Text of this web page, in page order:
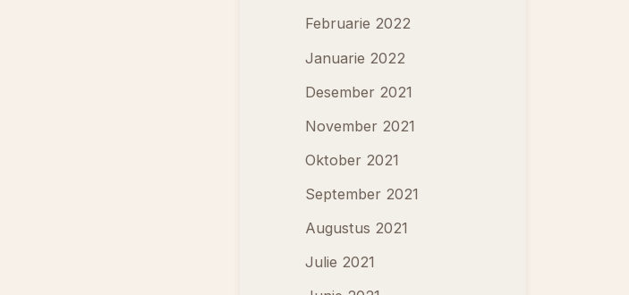
Februarie 2022
Januarie 2022
Desember 2021
November 2021
Oktober 2021
September 2021
Augustus 2021
Julie 2021